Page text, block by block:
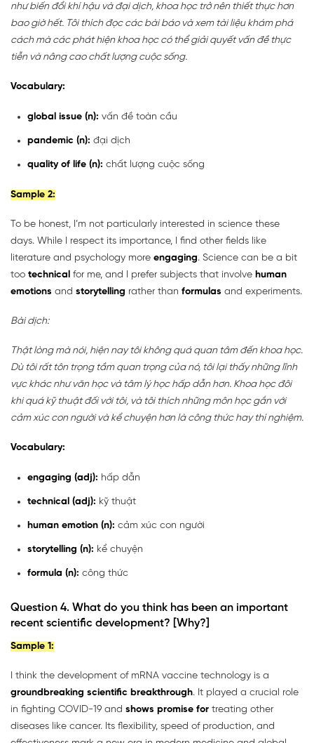
như biến đổi khí hậu và đại dịch, khoa học trở nên thiết thực hơn
bao giờ hết. Tôi thích đọc các bài báo và xem tài liệu khám phá
cách mà các phát hiện khoa học có thể giải quyết vấn đề thực
tiễn và nâng cao chất lượng cuộc sống.
Vocabulary:
global issue (n): vấn đề toàn cầu
pandemic (n): đại dịch
quality of life (n): chất lượng cuộc sống
Sample 2:
To be honest, I’m not particularly interested in science these
days. While I respect its importance, I find other fields like
literature and psychology more engaging. Science can be a bit
too technical for me, and I prefer subjects that involve human
emotions and storytelling rather than formulas and experiments.
Bài dịch:
Thật lòng mà nói, hiện nay tôi không quá quan tâm đến khoa học.
Dù tôi rất tôn trọng tầm quan trọng của nó, tôi lại thấy những lĩnh
vực khác như văn học và tâm lý học hấp dẫn hơn. Khoa học đôi
khi quá kỹ thuật đối với tôi, và tôi thích những môn học gắn với
cảm xúc con người và kể chuyện hơn là công thức hay thí nghiệm.
Vocabulary:
engaging (adj): hấp dẫn
technical (adj): kỹ thuật
human emotion (n): cảm xúc con người
storytelling (n): kể chuyện
formula (n): công thức
Question 4. What do you think has been an important
recent scientific development? [Why?]
Sample 1:
I think the development of mRNA vaccine technology is a
groundbreaking scientific breakthrough. It played a crucial role
in fighting COVID-19 and shows promise for treating other
diseases like cancer. Its flexibility, speed of production, and